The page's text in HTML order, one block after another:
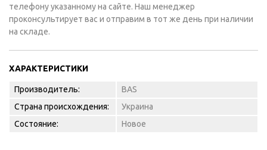
телефону указанному на сайте. Наш менеджер
проконсультирует вас и отправим в тот же день при наличии
на складе.
ХАРАКТЕРИСТИКИ
Производитель:
BAS
Страна происхождения:
Украина
Состояние:
Новое